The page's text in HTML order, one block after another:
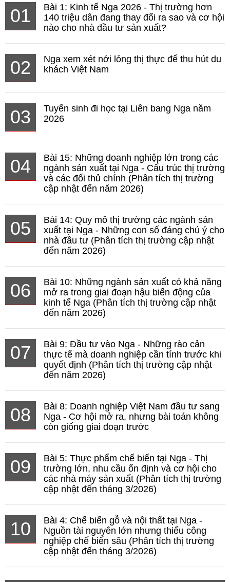
01
Bài 1: Kinh tế Nga 2026 - Thị trường hơn
140 triệu dân đang thay đổi ra sao và cơ hội
nào cho nhà đầu tư sản xuất?
02
Nga xem xét nới lỏng thị thực để thu hút du
khách Việt Nam
03
Tuyển sinh đi học tại Liên bang Nga năm
2026
04
Bài 15: Những doanh nghiệp lớn trong các
ngành sản xuất tại Nga - Cấu trúc thị trường
và các đối thủ chính (Phân tích thị trường
cập nhật đến năm 2026)
05
Bài 14: Quy mô thị trường các ngành sản
xuất tại Nga - Những con số đáng chú ý cho
nhà đầu tư (Phân tích thị trường cập nhật
đến năm 2026)
06
Bài 10: Những ngành sản xuất có khả năng
mở ra trong giai đoạn hậu biến động của
kinh tế Nga (Phân tích thị trường cập nhật
đến năm 2026)
07
Bài 9: Đầu tư vào Nga - Những rào cản
thực tế mà doanh nghiệp cần tính trước khi
quyết định (Phân tích thị trường cập nhật
đến năm 2026)
08
Bài 8: Doanh nghiệp Việt Nam đầu tư sang
Nga - Cơ hội mở ra, nhưng bài toán không
còn giống giai đoạn trước
09
Bài 5: Thực phẩm chế biến tại Nga - Thị
trường lớn, nhu cầu ổn định và cơ hội cho
các nhà máy sản xuất (Phân tích thị trường
cập nhật đến tháng 3/2026)
10
Bài 4: Chế biến gỗ và nội thất tại Nga -
Nguồn tài nguyên lớn nhưng thiếu công
nghiệp chế biến sâu (Phân tích thị trường
cập nhật đến tháng 3/2026)